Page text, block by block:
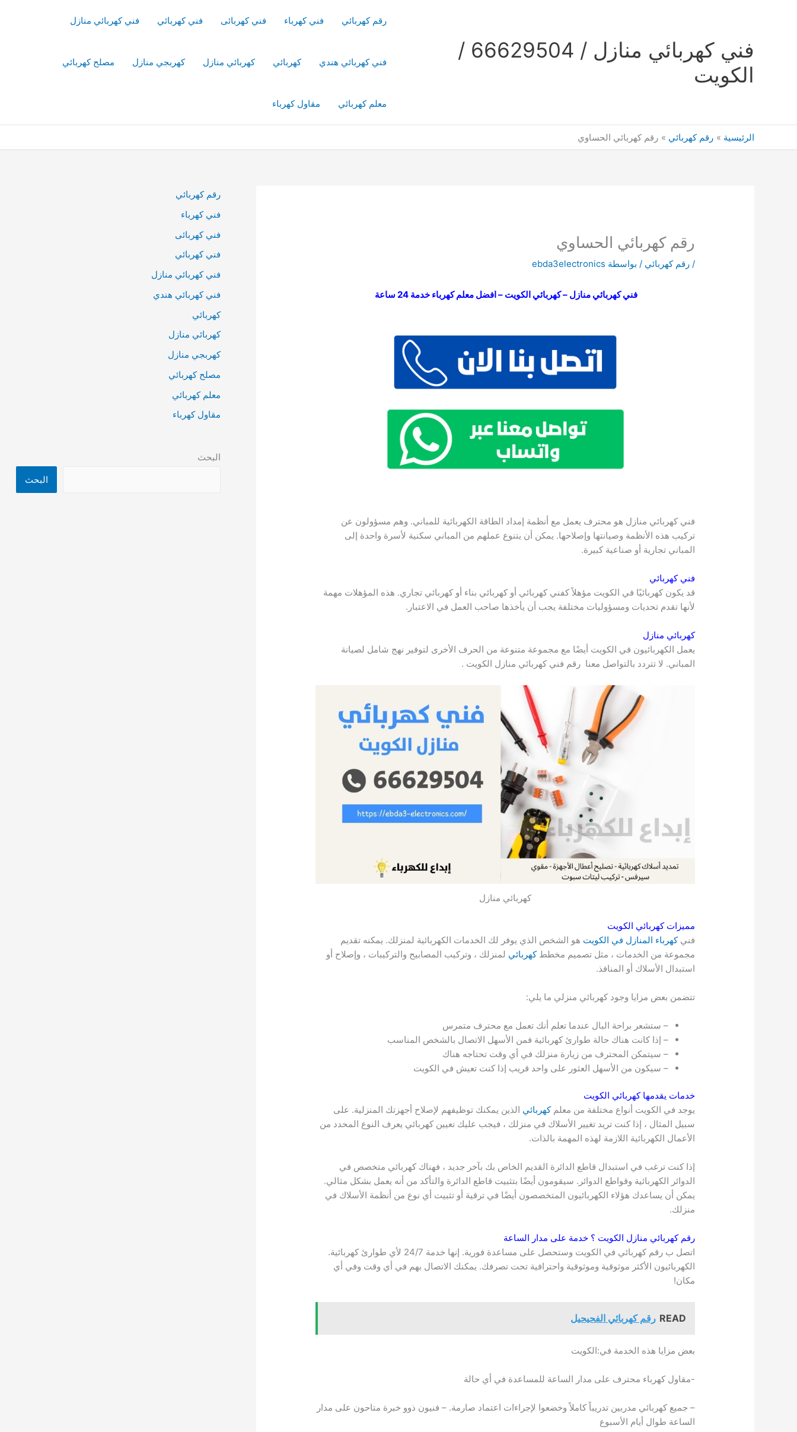
فني كهربائي منازل / 66629504 /
الكويت
رقم كهربائي فني كهرباء فني كهربائى فني كهربائي فني كهربائي منازل
فني كهربائي هندي كهربائي كهربائي منازل كهربجي منازل مصلح كهربائي
معلم كهربائي مقاول كهرباء
الرئيسية رقم كهربائي رقم كهربائي الحساوي
رقم كهربائي الحساوي
/رقم كهربائي / بواسطة ebda3electronics
فني كهربائي منازل – كهربائي الكويت – افضل معلم كهرباء خدمة 24 ساعة
فني كهربائي منازل هو محترف يعمل مع أنظمة إمداد الطاقة الكهربائية للمباني. وهم مسؤولون عن
تركيب هذه الأنظمة وصيانتها وإصلاحها. يمكن أن يتنوع عملهم من المباني سكنية لأسرة واحدة إلى
المباني تجارية أو صناعية كبيرة.
فني كهربائي
قد يكون كهربائيًا في الكويت مؤهلاً كفني كهربائي أو كهربائي بناء أو كهربائي تجاري. هذه المؤهلات مهمة
لأنها تقدم تحديات ومسؤوليات مختلفة يجب أن يأخذها صاحب العمل في الاعتبار.
كهربائي منازل
يعمل الكهربائيون في الكويت أيضًا مع مجموعة متنوعة من الحرف الأخرى لتوفير نهج شامل لصيانة
المباني. لا تتردد بالتواصل معنا رقم فني كهربائي منازل الكويت .
كهربائي منازل
مميزات كهربائي الكويت
فني كهرباء المنازل في الكويت هو الشخص الذي يوفر لك الخدمات الكهربائية لمنزلك. يمكنه تقديم
مجموعة من الخدمات ، مثل تصميم مخططكهربائي لمنزلك ، وتركيب المصابيح والتركيبات ، وإصلاح أو
استبدال الأسلاك أو المنافذ.
تتضمن بعض مزايا وجود كهربائي منزلي ما يلي:
– ستشعر براحة البال عندما تعلم أنك تعمل مع محترف متمرس
– إذا كانت هناك حالة طوارئ كهربائية فمن الأسهل الاتصال بالشخص المناسب
– سيتمكن المحترف من زيارة منزلك في أي وقت تحتاجه هناك
– سيكون من الأسهل العثور على واحد قريب إذا كنت تعيش في الكويت
خدمات يقدمها كهربائي الكويت
يوجد في الكويت أنواع مختلفة من معلمكهربائي الذين يمكنك توظيفهم لإصلاح أجهزتك المنزلية. على
سبيل المثال ، إذا كنت تريد تغيير الأسلاك في منزلك ، فيجب عليك تعيين كهربائي يعرف النوع المحدد من
الأعمال الكهربائية اللازمة لهذه المهمة بالذات.
إذا كنت ترغب في استبدال قاطع الدائرة القديم الخاص بك بآخر جديد ، فهناك كهربائي متخصص في
الدوائر الكهربائية وقواطع الدوائر. سيقومون أيضًا بتثبيت قاطع الدائرة والتأكد من أنه يعمل بشكل مثالي.
يمكن أن يساعدك هؤلاء الكهربائيون المتخصصون أيضًا في ترقية أو تثبيت أي نوع من أنظمة الأسلاك في
منزلك.
رقم كهربائي منازل الكويت ؟ خدمة على مدار الساعة
اتصل ب رقم كهربائي في الكويت وستحصل على مساعدة فورية. إنها خدمة 24/7 لأي طوارئ كهربائية.
الكهربائيون الأكثر موثوقية وموثوقية واحترافية تحت تصرفك. يمكنك الاتصال بهم في أي وقت وفي أي
مكان!
READ رقم كهربائي الفحيحيل
بعض مزايا هذه الخدمة في:الكويت
-مقاول كهرباء محترف على مدار الساعة للمساعدة في أي حالة
– جميع كهربائي مدربين تدريباً كاملاً وخضعوا لإجراءات اعتماد صارمة. – فنيون ذوو خبرة متاحون على مدار
الساعة طوال أيام الأسبوع
رقم كهربائي
فني كهرباء
فني كهربائى
فني كهربائي
فني كهربائي منازل
فني كهربائي هندي
كهربائي
كهربائي منازل
كهربجي منازل
مصلح كهربائي
معلم كهربائي
مقاول كهرباء
البحث
البحث